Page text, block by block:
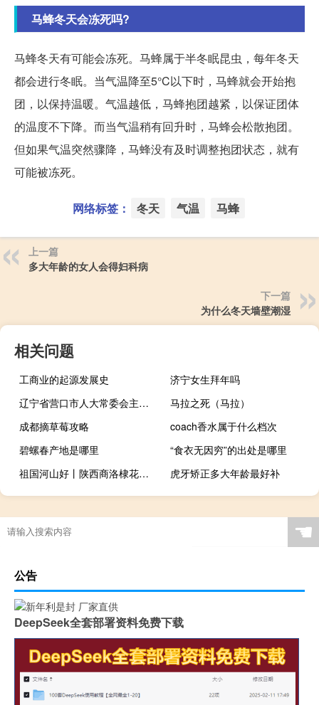
马蜂冬天会冻死吗?
马蜂冬天有可能会冻死。马蜂属于半冬眠昆虫，每年冬天
都会进行冬眠。当气温降至5°C以下时，马蜂就会开始抱
团，以保持温暖。气温越低，马蜂抱团越紧，以保证团体
的温度不下降。而当气温稍有回升时，马蜂会松散抱团。
但如果气温突然骤降，马蜂没有及时调整抱团状态，就有
可能被冻死。
网络标签： 冬天 气温 马蜂
上一篇
多大年龄的女人会得妇科病
下一篇
为什么冬天墙壁潮湿
相关问题
工商业的起源发展史
济宁女生拜年吗
辽宁省营口市人大常委会主任王百胜被查
马拉之死（马拉）
成都摘草莓攻略
coach香水属于什么档次
碧螺春产地是哪里
“食衣无因穷”的出处是哪里
祖国河山好丨陕西商洛棣花古镇 到底什么情况嘞
虎牙矫正多大年龄最好补
高朋满座近义词反义词（高朋满座近义词）
☚
公告
DeepSeek全套部署资料免费下载